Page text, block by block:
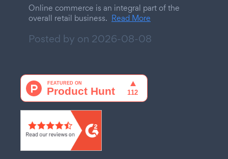
Online commerce is an integral part of the
overall retail business. Read More
Posted by on 2026-08-08